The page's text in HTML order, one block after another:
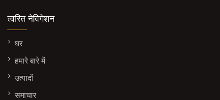
त्वरित नेविगेशन
घर
हमारे बारे में
उत्पादों
समाचार